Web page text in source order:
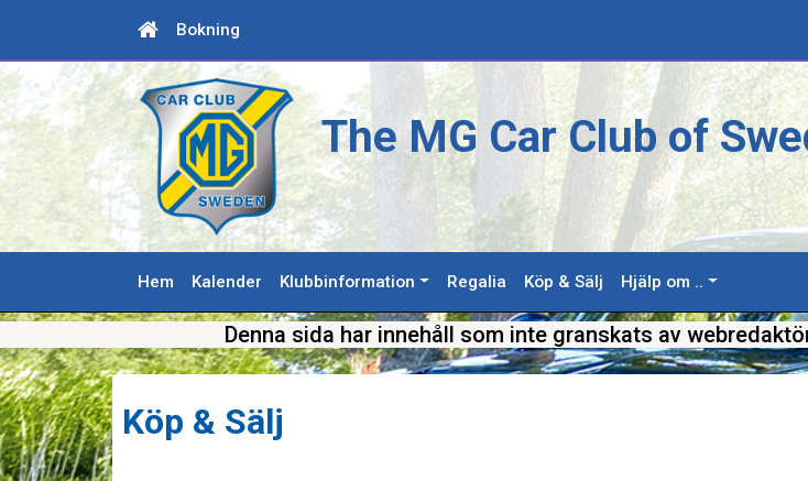
Bokning
The MG Car Club of
Hem Kalender Klubbinformation Regalia Köp & Sälj Hjälp om ..
Denna sida har innehåll som inte granskats av
Köp & Sälj